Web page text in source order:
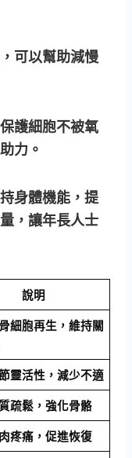
可以幫助減慢
護細胞不被氧
力。
身體機能，提
，讓年長人士
說明
細胞再生，維持關
靈活性，減少不適
疏鬆，強化骨骼
疼痛，促進恢復